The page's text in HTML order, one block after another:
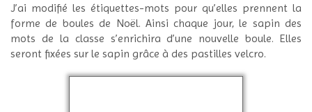
J’ai modifié les étiquettes-mots pour qu’elles prennent la
forme de boules de Noël. Ainsi chaque jour, le sapin des
mots de la classe s’enrichira d’une nouvelle boule. Elles
seront fixées sur le sapin grâce à des pastilles velcro.